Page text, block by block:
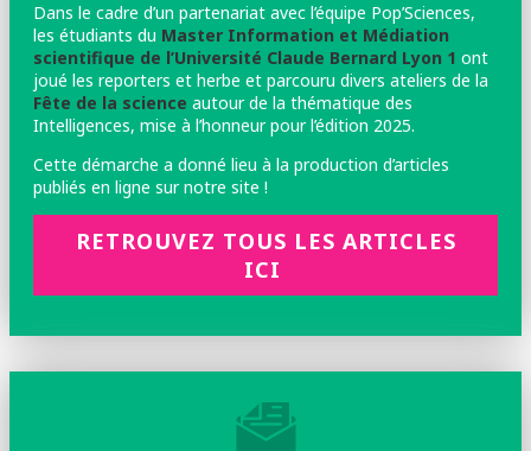
Dans le cadre d’un partenariat avec l’équipe Pop’Sciences,
les étudiants du Master Information et Médiation
scientifique de l’Université Claude Bernard Lyon 1 ont
joué les reporters et herbe et parcouru divers ateliers de la
Fête de la science autour de la thématique des
Intelligences, mise à l’honneur pour l’édition 2025.
Cette démarche a donné lieu à la production d’articles
publiés en ligne sur notre site !
RETROUVEZ TOUS LES ARTICLES
ICI